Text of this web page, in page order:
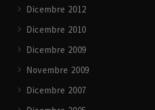
Dicembre 2012
Dicembre 2010
Dicembre 2009
Novembre 2009
Dicembre 2007